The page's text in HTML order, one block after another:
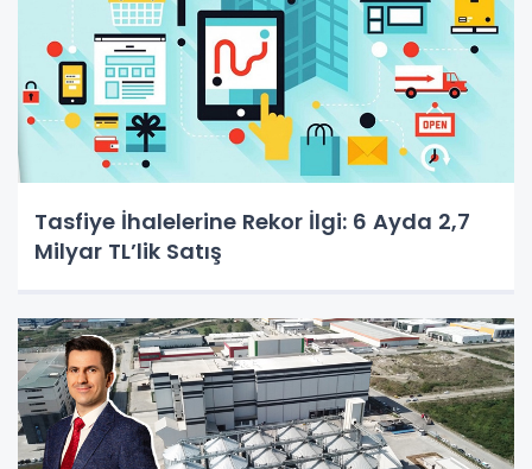
Tasfiye İhalelerine Rekor İlgi: 6 Ayda 2,7
Milyar TL’lik Satış